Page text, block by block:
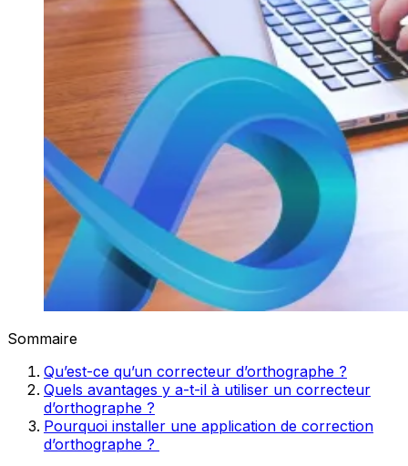
Sommaire
Qu’est-ce qu’un correcteur d’orthographe ?
Quels avantages y a-t-il à utiliser un correcteur
d’orthographe ?
Pourquoi installer une application de correction
d’orthographe ?